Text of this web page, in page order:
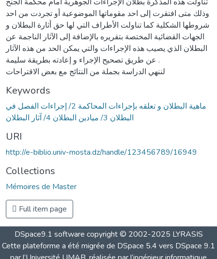
وذلك متى افتقرت إلى احد مقوماتها الموضوعية أو تجردت من احد
شروطها الشكلية كما تناولت الأطراف التي لها حق أثارة البطلان و
الجهات القضائية المختصة بتقريره بالإضافة إلى الآثار الناجمة عن
البطلان الذي يصيب هذه الإجراءات والتي يمكن الحد من هذه الآثار
عن طريق تصحيح الإجراء و إعادته بطريقة سليمة .
لننهي الدراسة بجملة من النتائج مع بعض الاقتراحات
Keywords
ماهية البطلان و تعلقه بإجراءات المحاكمة 2/ إجراءات الفصل في
البطلان 3/ ميادين البطلان 4/ آثار البطلان
URI
http://e-biblio.univ-mosta.dz/handle/123456789/16949
Collections
Mémoires de Master
Full item page
DSpace9.1 software copyright © 2002-2025 LYRASIS
Cette plateforme a été migrée de DSpace 5.4 vers DSpace 9.1